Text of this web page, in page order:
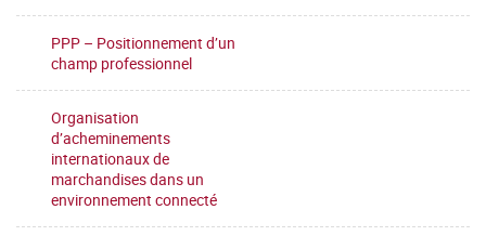
PPP – Positionnement d’un
champ professionnel
Organisation
d’acheminements
internationaux de
marchandises dans un
environnement connecté